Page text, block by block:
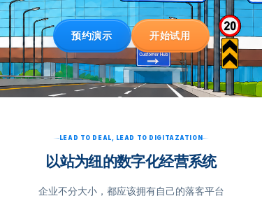
预约演示 开始试用
LEAD TO DEAL, LEAD TO DIGITAZATION
以站为纽的数字化经营系统
企业不分大小，都应该拥有自己的落客平台